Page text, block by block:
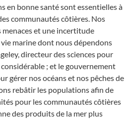
en bonne santé sont essentielles à
communautés côtières. Nos
et une incertitude
marine dont nous dépendons
directeur des sciences pour
considérable ; et le gouvernement
gérer nos océans et nos pêches de
rebâtir les populations afin de
pour les communautés côtières
des produits de la mer plus